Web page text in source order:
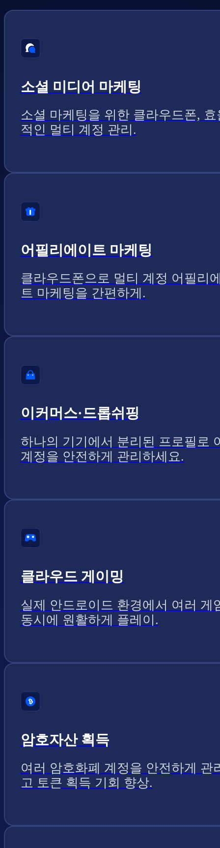
소셜 미디어 마케팅
소셜 마케팅을 위한 클라우드폰, 효
적인 멀티 계정 관리.
어필리에이트 마케팅
클라우드폰으로 멀티 계정 어필리
트 마케팅을 간편하게.
이커머스·드롭쉬핑
하나의 기기에서 분리된 프로필로
계정을 안전하게 관리하세요.
클라우드 게이밍
실제 안드로이드 환경에서 여러 게
동시에 원활하게 플레이.
암호자산 획득
여러 암호화폐 계정을 안전하게 관
고 토큰 획득 기회 향상.